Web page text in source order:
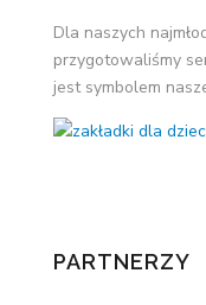
Dla naszych
przygotowaliśmy
jest symbolem
PARTNERZY